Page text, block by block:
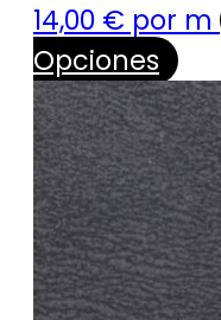
14,00 € por m
Opciones